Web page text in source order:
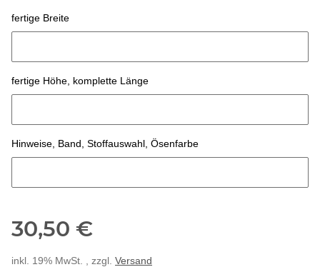
fertige Breite
fertige Höhe, komplette Länge
Hinweise, Band, Stoffauswahl, Ösenfarbe
30,50 €
inkl. 19% MwSt. , zzgl. Versand